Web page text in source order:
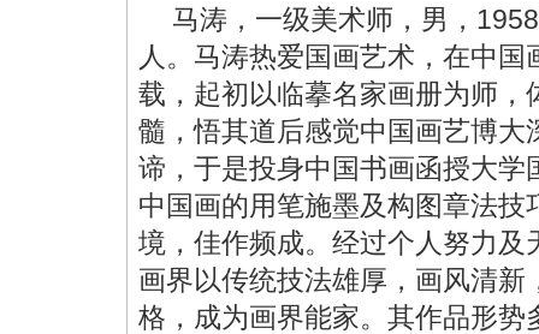
马涛，一级美术师，男，
人。马涛热爱国画艺术，在中国
载，起初以临摹名家画册为师，
髓，悟其道后感觉中国画艺博大
谛，于是投身中国书画函授大学
中国画的用笔施墨及构图章法技
境，佳作频成。经过个人努力及
画界以传统技法雄厚，画风清新
格，成为画界能家。其作品形势